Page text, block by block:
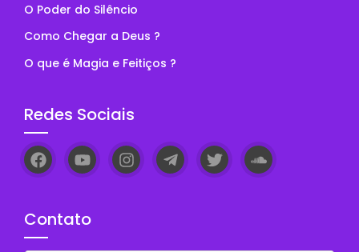
O Poder do Silêncio
Como Chegar a Deus ?
O que é Magia e Feitiços ?
Redes Sociais
Contato